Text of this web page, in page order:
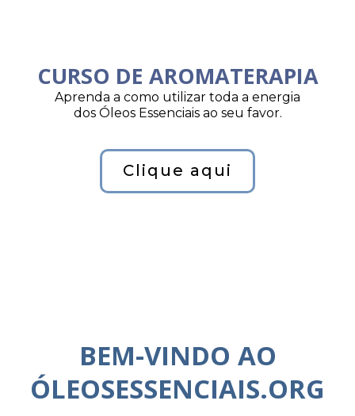
CURSO DE AROMATERAPIA
Aprenda a como utilizar toda a energia
dos Óleos Essenciais ao seu favor.
Clique aqui
BEM-VINDO AO
ÓLEOSESSENCIAIS.ORG